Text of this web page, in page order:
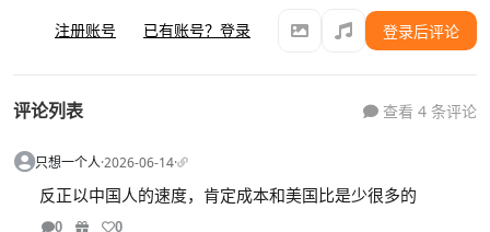
注册账号 已有账号？登录 登录后评论
评论列表 查看 4 条评论
只想一个人·2026-06-14·
反正以中国人的速度，肯定成本和美国比是少很多的
0 0